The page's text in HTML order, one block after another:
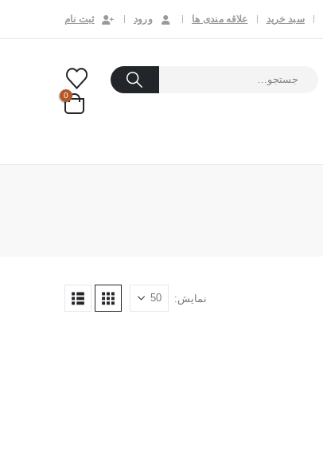
سبد خرید علاقه مندی ها ورود ثبت نام
0
نمایش: